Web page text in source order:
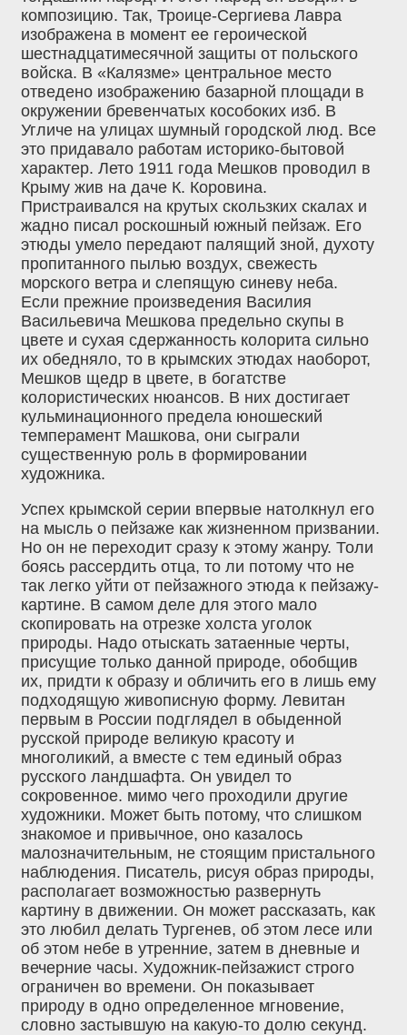
композицию. Так, Троице-Сергиева Лавра
изображена в момент ее героической
шестнадцатимесячной защиты от польского
войска. В «Калязме» центральное место
отведено изображению базарной площади в
окружении бревенчатых кособоких изб. В
Угличе на улицах шумный городской люд. Все
это придавало работам историко-бытовой
характер. Лето 1911 года Мешков проводил в
Крыму жив на даче К. Коровина.
Пристраивался на крутых скользких скалах и
жадно писал роскошный южный пейзаж. Его
этюды умело передают палящий зной, духоту
пропитанного пылью воздух, свежесть
морского ветра и слепящую синеву неба.
Если прежние произведения Василия
Васильевича Мешкова предельно скупы в
цвете и сухая сдержанность колорита сильно
их обедняло, то в крымских этюдах наоборот,
Мешков щедр в цвете, в богатстве
колористических нюансов. В них достигает
кульминационного предела юношеский
темперамент Машкова, они сыграли
существенную роль в формировании
художника.
Успех крымской серии впервые натолкнул его
на мысль о пейзаже как жизненном призвании.
Но он не переходит сразу к этому жанру. Толи
боясь рассердить отца, то ли потому что не
так легко уйти от пейзажного этюда к пейзажу-
картине. В самом деле для этого мало
скопировать на отрезке холста уголок
природы. Надо отыскать затаенные черты,
присущие только данной природе, обобщив
их, придти к образу и обличить его в лишь ему
подходящую живописную форму. Левитан
первым в России подглядел в обыденной
русской природе великую красоту и
многоликий, а вместе с тем единый образ
русского ландшафта. Он увидел то
сокровенное. мимо чего проходили другие
художники. Может быть потому, что слишком
знакомое и привычное, оно казалось
малозначительным, не стоящим пристального
наблюдения. Писатель, рисуя образ природы,
располагает возможностью развернуть
картину в движении. Он может рассказать, как
это любил делать Тургенев, об этом лесе или
об этом небе в утренние, затем в дневные и
вечерние часы. Художник-пейзажист строго
ограничен во времени. Он показывает
природу в одно определенное мгновение,
словно застывшую на какую-то долю секунд.